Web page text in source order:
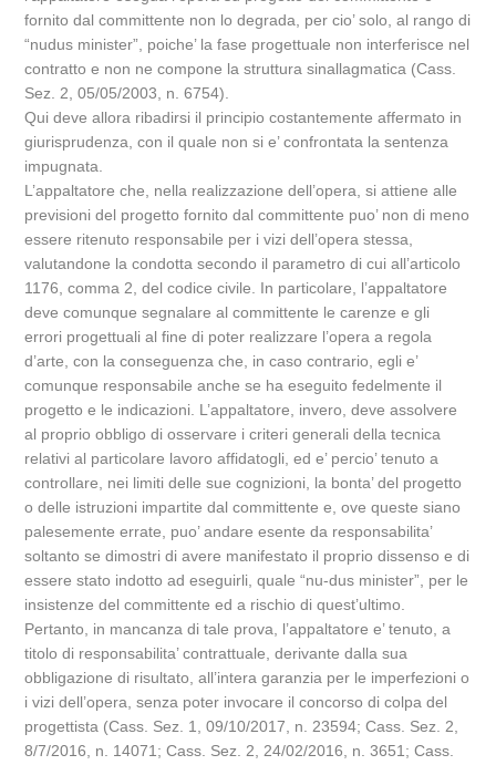
fornito dal committente non lo degrada, per cio’ solo, al rango di
“nudus minister”, poiche’ la fase progettuale non interferisce nel
contratto e non ne compone la struttura sinallagmatica (Cass.
Sez. 2, 05/05/2003, n. 6754).
Qui deve allora ribadirsi il principio costantemente affermato in
giurisprudenza, con il quale non si e’ confrontata la sentenza
impugnata.
L’appaltatore che, nella realizzazione dell’opera, si attiene alle
previsioni del progetto fornito dal committente puo’ non di meno
essere ritenuto responsabile per i vizi dell’opera stessa,
valutandone la condotta secondo il parametro di cui all’articolo
1176, comma 2, del codice civile. In particolare, l’appaltatore
deve comunque segnalare al committente le carenze e gli
errori progettuali al fine di poter realizzare l’opera a regola
d’arte, con la conseguenza che, in caso contrario, egli e’
comunque responsabile anche se ha eseguito fedelmente il
progetto e le indicazioni. L’appaltatore, invero, deve assolvere
al proprio obbligo di osservare i criteri generali della tecnica
relativi al particolare lavoro affidatogli, ed e’ percio’ tenuto a
controllare, nei limiti delle sue cognizioni, la bonta’ del progetto
o delle istruzioni impartite dal committente e, ove queste siano
palesemente errate, puo’ andare esente da responsabilita’
soltanto se dimostri di avere manifestato il proprio dissenso e di
essere stato indotto ad eseguirli, quale “nu-dus minister”, per le
insistenze del committente ed a rischio di quest’ultimo.
Pertanto, in mancanza di tale prova, l’appaltatore e’ tenuto, a
titolo di responsabilita’ contrattuale, derivante dalla sua
obbligazione di risultato, all’intera garanzia per le imperfezioni o
i vizi dell’opera, senza poter invocare il concorso di colpa del
progettista (Cass. Sez. 1, 09/10/2017, n. 23594; Cass. Sez. 2,
8/7/2016, n. 14071; Cass. Sez. 2, 24/02/2016, n. 3651; Cass.